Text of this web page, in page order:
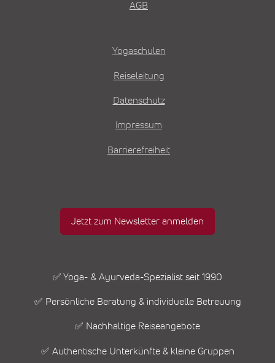
AGB
Yogaschulen
Reiseleitung
Datenschutz
Impressum
Barrierefreiheit
Jetzt zum Newsletter anmelden
✅ Yoga- & Ayurveda-Spezialist seit 1990
✅ Persönliche Beratung & individuelle Betreuung
✅ Nachhaltige Reiseangebote
✅ Authentische Unterkünfte & kleine Gruppen